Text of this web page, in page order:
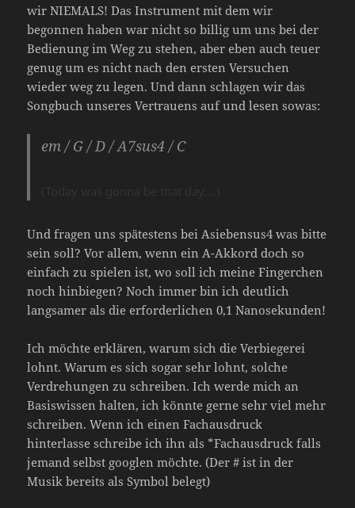
wir NIEMALS! Das Instrument mit dem wir
begonnen haben war nicht so billig um uns bei der
Bedienung im Weg zu stehen, aber eben auch teuer
genug um es nicht nach den ersten Versuchen
wieder weg zu legen. Und dann schlagen wir das
Songbuch unseres Vertrauens auf und lesen sowas:
em / G / D / A7sus4 / C
Und fragen uns spätestens bei Asiebensus4 was bitte
sein soll? Vor allem, wenn ein A-Akkord doch so
einfach zu spielen ist, wo soll ich meine Fingerchen
noch hinbiegen? Noch immer bin ich deutlich
langsamer als die erforderlichen 0,1 Nanosekunden!
Ich möchte erklären, warum sich die Verbiegerei
lohnt. Warum es sich sogar sehr lohnt, solche
Verdrehungen zu schreiben. Ich werde mich an
Basiswissen halten, ich könnte gerne sehr viel mehr
schreiben. Wenn ich einen Fachausdruck
hinterlasse schreibe ich ihn als *Fachausdruck falls
jemand selbst googlen möchte. (Der # ist in der
Musik bereits als Symbol belegt)